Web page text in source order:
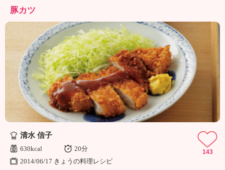
「
み
ん
な
の
き
ょ
う
の
料
豚カツ
清水 信子
630kcal
20分
2014/06/17 きょうの料理レシピ
143